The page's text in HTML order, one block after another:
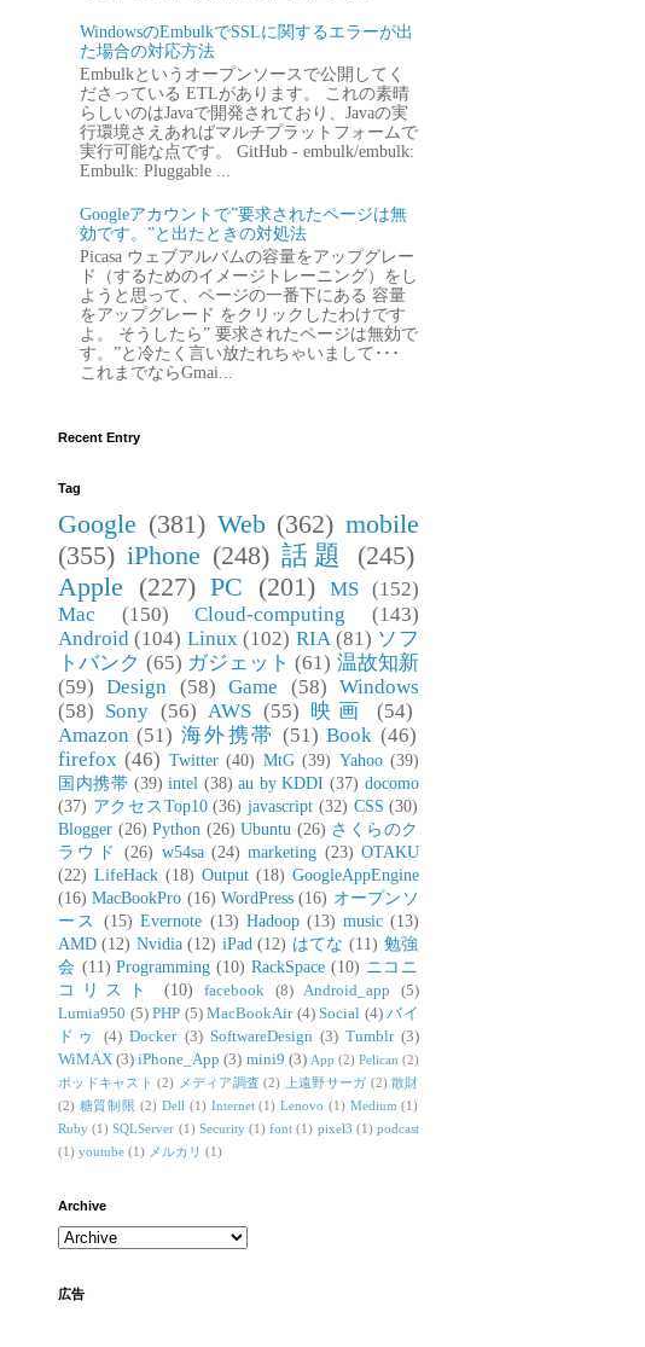
WindowsのEmbulkでSSLに関するエラーが出
た場合の対応方法
Embulkというオープンソースで公開してく
ださっている ETLがあります。 これの素晴
らしいのはJavaで開発されており、Javaの実
行環境さえあればマルチプラットフォームで
実行可能な点です。 GitHub - embulk/embulk:
Embulk: Pluggable ...
Googleアカウントで”要求されたページは無
効です。”と出たときの対処法
Picasa ウェブアルバムの容量をアップグレー
ド（するためのイメージトレーニング）をし
ようと思って、ページの一番下にある 容量
をアップグレード をクリックしたわけです
よ。 そうしたら” 要求されたページは無効で
す。”と冷たく言い放たれちゃいまして･･･
これまでならGmai...
Recent Entry
Tag
Google (381) Web (362) mobile
(355) iPhone (248) 話題
(245)
Apple (227) PC (201) MS (152)
Mac
(150) Cloud-computing
(143)
Android (104) Linux (102) RIA (81) ソフ
トバンク (65) ガジェット (61) 温故知新
(59)
Design (58) Game (58) Windows
(58) Sony (56) AWS (55) 映画
(54)
Amazon (51) 海外携帯 (51) Book (46)
firefox (46) Twitter (40) MtG (39) Yahoo (39)
国内携帯 (39) intel (38) au by KDDI (37) docomo
(37) アクセスTop10 (36) javascript (32) CSS (30)
Blogger (26) Python (26) Ubuntu (26) さくらのク
ラウド
(26) w54sa (24) marketing (23) OTAKU
(22) LifeHack (18) Output (18) GoogleAppEngine
(16) MacBookPro (16) WordPress (16) オープンソ
ース
(15) Evernote (13) Hadoop (13) music (13)
AMD (12) Nvidia (12) iPad (12) はてな (11) 勉強
会 (11) Programming (10) RackSpace (10) ニコニ
コリスト
(10) facebook (8) Android_app
(5)
Lumia950 (5) PHP (5) MacBookAir (4) Social (4) バイ
ドゥ
(4) Docker (3) SoftwareDesign (3) Tumblr (3)
WiMAX (3) iPhone_App (3) mini9 (3) App (2) Pelican (2)
ポッドキャスト (2) メディア調査 (2) 上遠野サーガ (2) 散財
(2) 糖質制限 (2) Dell (1) Internet (1) Lenovo (1) Medium (1)
Ruby (1) SQLServer (1) Security (1) font (1) pixel3 (1) podcast
(1) youtube (1) メルカリ (1)
Archive
広告